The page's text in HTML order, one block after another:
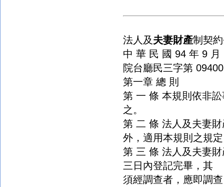
法人及 夫妻財產制契
中 華 民 國 94 年 9 月
院台廳民三字第
第一章 總 則
第 一 條 本規則依非
之。
第 二 條 法人及夫妻
外，適用本規則之規
第 三 條 法人及夫妻
三日內登記完畢，其
須經調查者，應即調